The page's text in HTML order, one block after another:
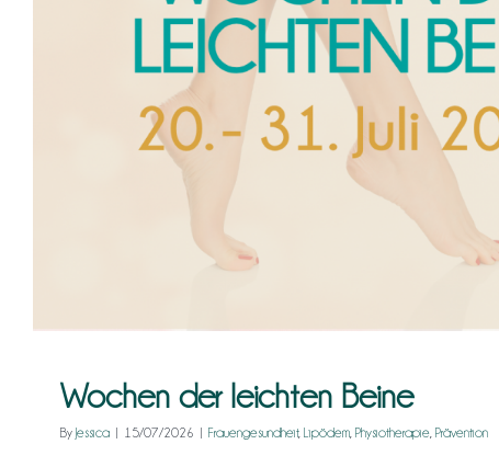
Frauengesundheit Lipödem Physiotherapie Prävention
Wochen der leichten Beine
By Jessica 15/07/2026 Frauengesundheit, Lipödem Physiotherapie Prävention